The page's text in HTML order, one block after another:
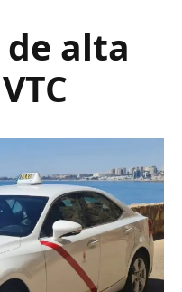
alta